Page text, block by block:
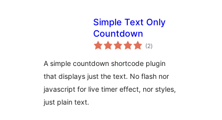
Simple Text Only
Countdown
(2總
評)
A simple countdown shortcode plugin
that displays just the text. No flash nor
javascript for live timer effect, nor styles,
just plain text.